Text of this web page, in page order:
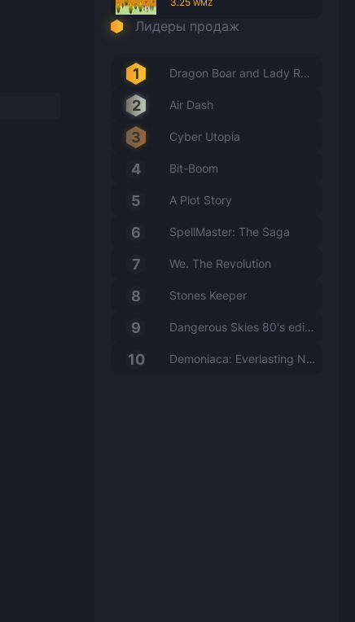
WMZ
Лидеры продаж
Dragon Boar and Lady Rabbit
Air Dash
Cyber Utopia
Bit-Boom
A Plot Story
SpellMaster: The Saga
We. The Revolution
Stones Keeper
Dangerous Skies 80's edition
Demoniaca: Everlasting Night